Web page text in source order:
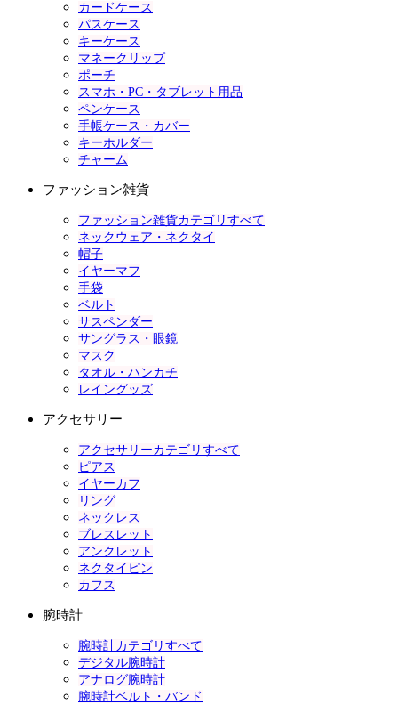
カードケース
パスケース
キーケース
マネークリップ
ポーチ
スマホ・PC・タブレット用品
ペンケース
手帳ケース・カバー
キーホルダー
チャーム
ファッション雑貨
ファッション雑貨カテゴリすべて
ネックウェア・ネクタイ
帽子
イヤーマフ
手袋
ベルト
サスペンダー
サングラス・眼鏡
マスク
タオル・ハンカチ
レイングッズ
アクセサリー
アクセサリーカテゴリすべて
ピアス
イヤーカフ
リング
ネックレス
ブレスレット
アンクレット
ネクタイピン
カフス
腕時計
腕時計カテゴリすべて
デジタル腕時計
アナログ腕時計
腕時計ベルト・バンド